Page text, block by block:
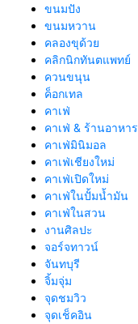
ขนมปัง
ขนมหวาน
คลองขุด้วย
คลิกนิกทันตแพทย์
ควนขนุน
ค็อกเทล
คาเฟ่
คาเฟ่ & ร้านอาหาร
คาเฟ่มินิมอล
คาเฟ่เชียงใหม่
คาเฟ่เปิดใหม่
คาเฟ่ในปั้มน้ำมัน
คาเฟ่ในสวน
งานศิลปะ
จอร์จทาวน์
จันทบุรี
จิ้มจุ่ม
จุดชมวิว
จุดเช็คอิน